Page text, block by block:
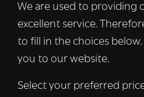
We are used to providing
excellent service.
to fill in the choices
you to our website.
Select your preferred
informatie over uw
met onze advertentie-
die deze kunnen
informatie die u aan
van hun diensten. Lees